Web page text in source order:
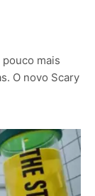
mais
O novo Scary